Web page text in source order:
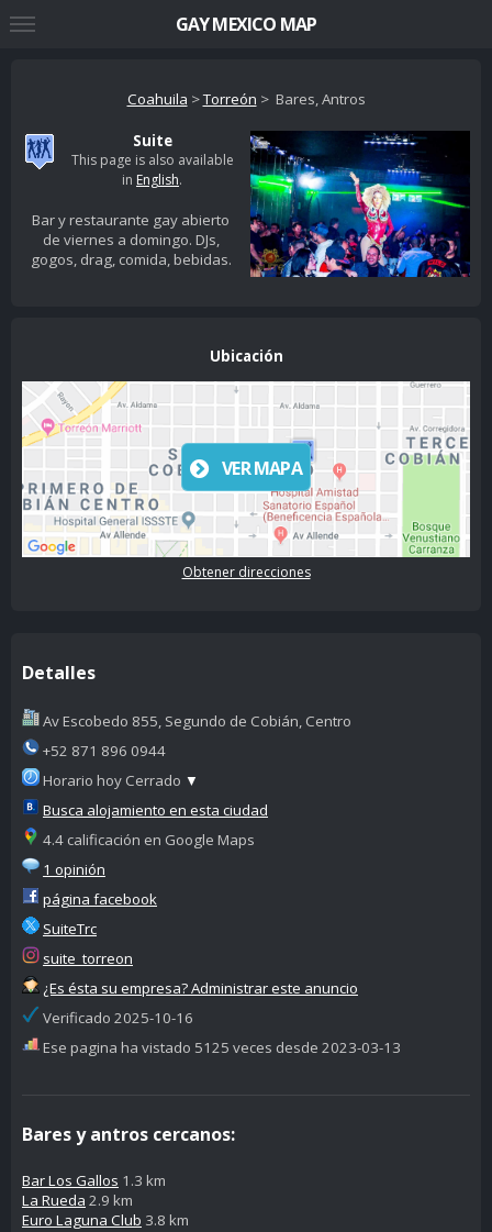
Coahuila >Torreón > Bares, Antros
Suite
This page is also available
in English.
Bar y restaurante gay abierto
de viernes a domingo. DJs,
gogos, drag, comida, bebidas.
Ubicación
VER MAPA
Obtener direcciones
Detalles
Av Escobedo 855, Segundo de Cobián, Centro
+52 871 896 0944
Horario hoy Cerrado ▼
Busca alojamiento en esta ciudad
4.4 calificación en Google Maps
1 opinión
página facebook
SuiteTrc
suite_torreon
¿Es ésta su empresa? Administrar este anuncio
Verificado 2025-10-16
Ese pagina ha vistado 5125 veces desde 2023-03-13
Bares y antros cercanos:
Bar Los Gallos 1.3 km
La Rueda 2.9 km
Euro Laguna Club 3.8 km
GAY MEXICO MAP